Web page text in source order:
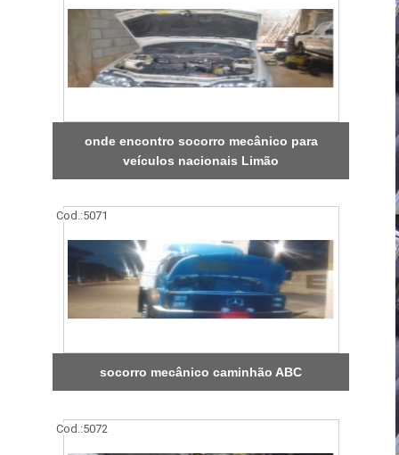
onde encontro socorro mecânico para
veículos nacionais Limão
Cod.:5071
socorro mecânico caminhão ABC
Cod.:5072